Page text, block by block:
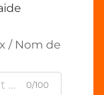
/ Nom de
0/100